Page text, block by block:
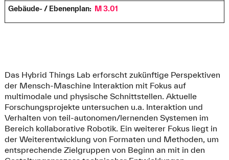
Gebäude- / Ebenenplan: M 3.01
Das Hybrid Things Lab erforscht zukünftige Perspektiven
der Mensch-Maschine Interaktion mit Fokus auf
multimodale und physische Schnittstellen. Aktuelle
Forschungsprojekte untersuchen u.a. Interaktion und
Verhalten von teil-autonomen/lernenden Systemen im
Bereich kollaborative Robotik. Ein weiterer Fokus liegt in
der Weiterentwicklung von Formaten und Methoden, um
entsprechende Zielgruppen von Beginn an mit in den